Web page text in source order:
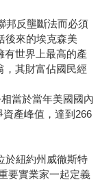
邦反壟斷法而必須
後來的埃克森美
有世界上最高的產
，其財富佔國民經
當於當年美國國內
產峰值，達到266
於紐約州威徹斯特
要實業家一起定義